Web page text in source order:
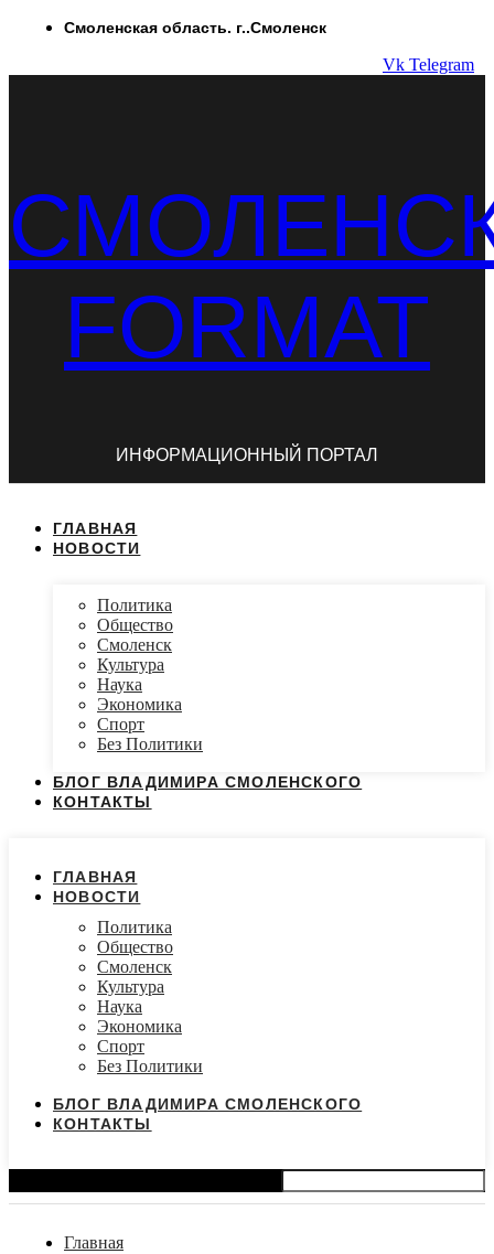
ПерейтиСмоленская область. г..Смоленск
Vk Telegram
FORMAT
ИНФОРМАЦИОННЫЙ ПОРТАЛ
ГЛАВНАЯ
НОВОСТИ
Политика
Общество
Смоленск
Культура
Наука
Экономика
Спорт
Без Политики
БЛОГ ВЛАДИМИРА СМОЛЕНСКОГО
КОНТАКТЫ
ГЛАВНАЯ
НОВОСТИ
Политика
Общество
Смоленск
Культура
Наука
Экономика
Спорт
Без Политики
БЛОГ ВЛАДИМИРА СМОЛЕНСКОГО
КОНТАКТЫ
Главная